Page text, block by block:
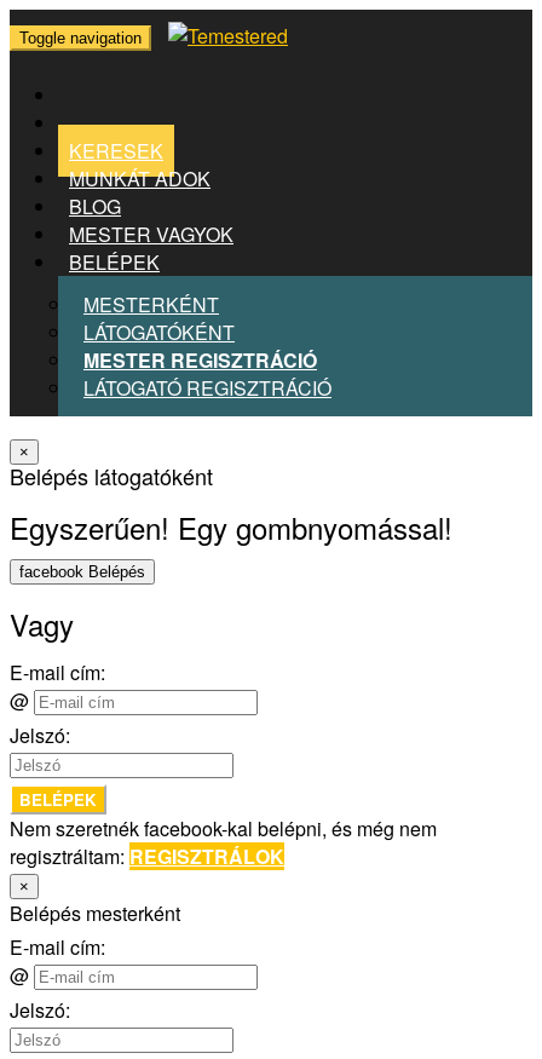
Toggle navigation
KERESEK
MUNKÁT ADOK
BLOG
MESTER VAGYOK
BELÉPEK
MESTERKÉNT
LÁTOGATÓKÉNT
MESTER REGISZTRÁCIÓ
LÁTOGATÓ REGISZTRÁCIÓ
×
Belépés látogatóként
Egyszerűen! Egy gombnyomással!
facebook Belépés
Vagy
E-mail cím:
@
Jelszó:
BELÉPEK
Nem szeretnék facebook-kal belépni, és még nem
regisztráltam: REGISZTRÁLOK
×
Belépés mesterként
E-mail cím:
@
Jelszó: